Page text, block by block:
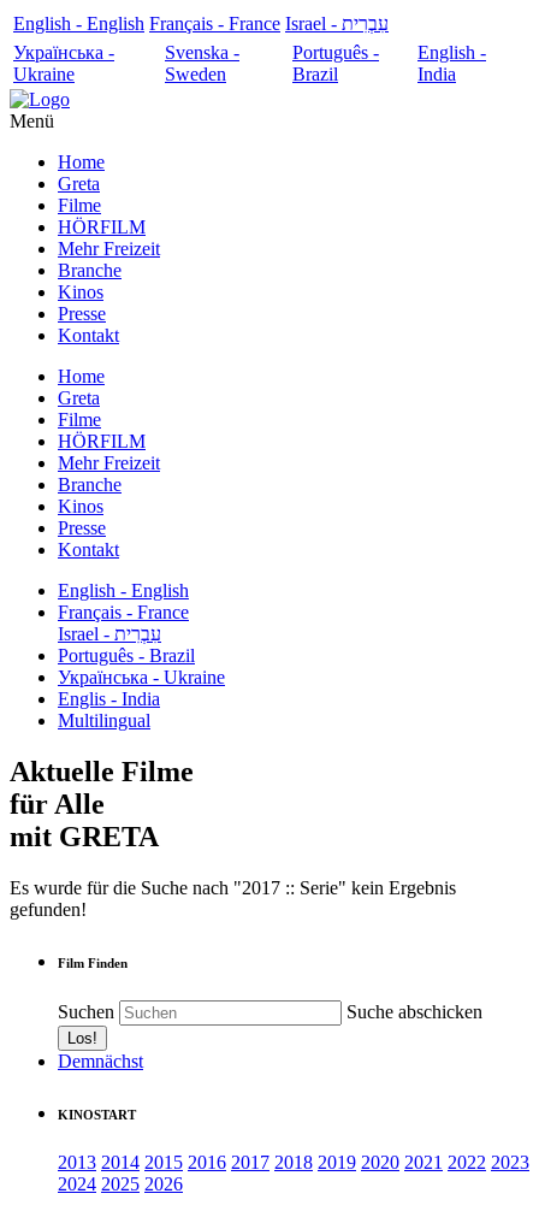
English - English Français - France
עִבְרִית - Israel
Українська -
Ukraine
Svenska -
Sweden
Português -
Brazil
English -
India
Menü
Home
Greta
Filme
HÖRFILM
Mehr Freizeit
Branche
Kinos
Presse
Kontakt
Home
Greta
Filme
HÖRFILM
Mehr Freizeit
Branche
Kinos
Presse
Kontakt
English - English
Français - France
עִבְרִית - Israel
Português - Brazil
Українська - Ukraine
Englis - India
Multilingual
Aktuelle Filme
für Alle
mit GRETA
Es wurde für die Suche nach "2017 :: Serie" kein Ergebnis
gefunden!
Film Finden
Suchen Suche abschicken
Demnächst
KINOSTART
2013 2014 2015 2016 2017 2018 2019 2020 2021 2022 2023
2024 2025 2026